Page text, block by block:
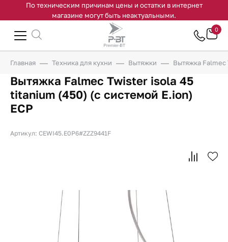
По техническим причинам цены и остатки в интернет
магазине могут быть неактуальными.
0
Главная Техника для кухни Вытяжки Вытяжка Falmec
Вытяжка Falmec Twister isola 45
titanium (450) (с системой E.ion)
ECP
Артикул: CEWI45.E0P6#ZZZ9441F